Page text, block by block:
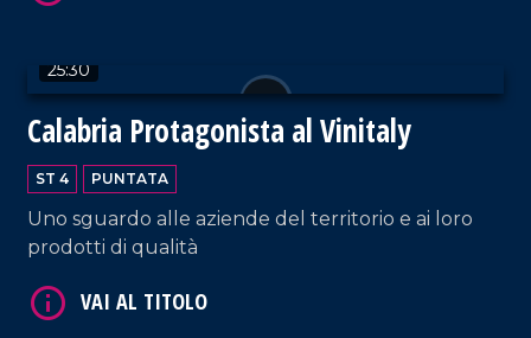
25:30
Calabria Protagonista al Vinitaly
ST 4 PUNTATA
Uno sguardo alle aziende del territorio e ai loro
prodotti di qualità
VAI AL TITOLO